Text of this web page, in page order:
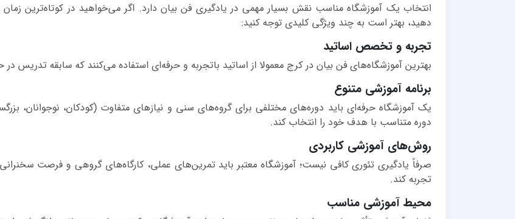
انتخاب یک آموزشگاه مناسب نقش بسیار مهمی در یادگیری فن بیان دارد. اگر می‌خواهید در کوتاه‌ترین
دهید، بهتر است به چند ویژگی کلیدی توجه کنید:
تجربه و تخصص اساتید
بهترین آموزشگاه‌های فن بیان در کرج معمولا از اساتید باتجربه و حرفه‌ای استفاده می‌کنند که سابقه تدریس در
برنامه آموزشی متنوع
یک آموزشگاه حرفه‌ای باید دوره‌های مختلفی برای گروه‌های سنی و نیازهای متفاوت (کودکان، نوجوانان،
دوره متناسب با هدف خود را انتخاب کند.
روش‌های آموزشی کاربردی
صرفاً یادگیری تئوری کافی نیست؛ آموزشگاه معتبر باید تمرین‌های عملی، کارگاه‌های گروهی و فرصت
تجربه کند.
محیط آموزشی مناسب